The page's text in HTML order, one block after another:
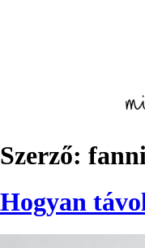
Szerző:
Hogyan